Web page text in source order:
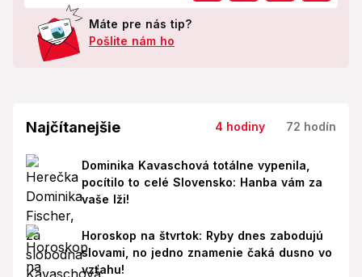
Máte pre nás tip?
Pošlite nám ho
Najčítanejšie 4 hodiny 72 hodín
Dominika Kavaschová totálne vypenila,
pocítilo to celé Slovensko: Hanba vám za
vaše lži!
Horoskop na štvrtok: Ryby dnes zabodujú
slovami, no jedno znamenie čaká dusno vo
vzťahu!